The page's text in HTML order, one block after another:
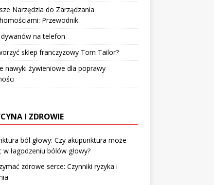
Narzędzia do Zarządzania
Przewodnik
dywanów na telefon
sklep franczyzowy Tom Tailor?
nawyki żywieniowe dla poprawy
I ZDROWIE
ból głowy: Czy akupunktura może
łagodzeniu bólów głowy?
zdrowe serce: Czynniki ryzyka i